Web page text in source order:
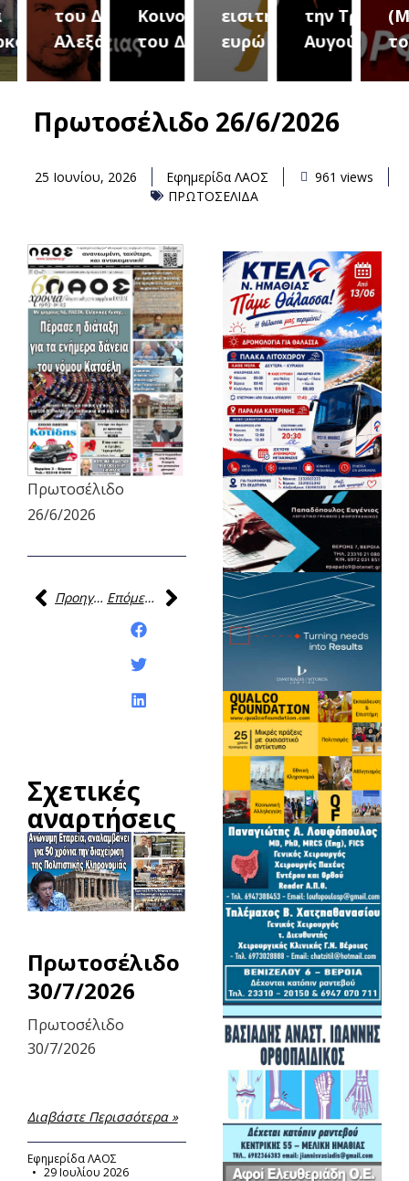
του Δήμου
Αλεξάνδρειας
Κοινοτήτων
του Δήμου
εισιτήριο 2
ευρώ
την Τρίτη 18
Αυγούστουτου
Πρωτοσέλιδο 26/6/2026
25 Ιουνίου, 2026 Εφημερίδα ΛΑΟΣ
961 views
ΠΡΩΤΟΣΕΛΙΔΑ
Πρωτοσέλιδο
26/6/2026
Προηγούμενη
Επόμενη
Σχετικές
αναρτήσεις
Πρωτοσέλιδο
30/7/2026
Πρωτοσέλιδο
30/7/2026
Διαβάστε Περισσότερα »
Εφημερίδα ΛΑΟΣ
29 Ιουλίου 2026